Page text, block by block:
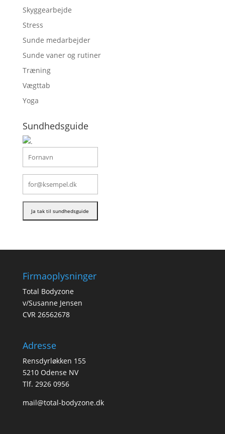
Skyggearbejde
Stress
Sunde medarbejder
Sunde vaner og rutiner
Træning
Vægttab
Yoga
Sundhedsguide
Firmaoplysninger
Total Bodyzone
v/Susanne Jensen
CVR 26562678
Adresse
Rensdyrløkken 155
5210 Odense NV
Tlf. 2926 0956
mail@total-bodyzone.dk